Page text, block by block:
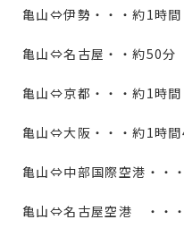
亀山⇔伊勢・・・約1時間
亀山⇔名古屋・・約50分
亀山⇔京都・・・約1時間
亀山⇔大阪・・・約1時
亀山⇔中部国際空港・・
亀山⇔名古屋空港 ・・